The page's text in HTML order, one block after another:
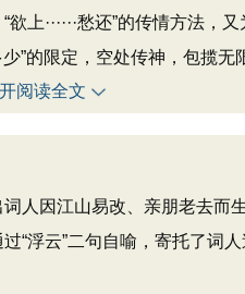
······愁还”的传情方法
”的限定，空处传神，包揽
阅读全文
因江山易改、亲朋老去而
浮云”二句自喻，寄托了词人